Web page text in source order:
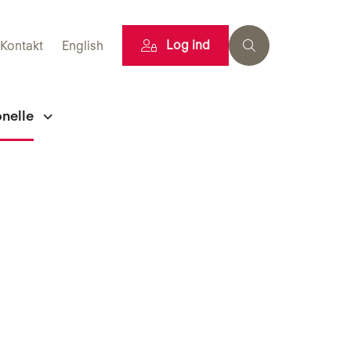
Kontakt English Log ind